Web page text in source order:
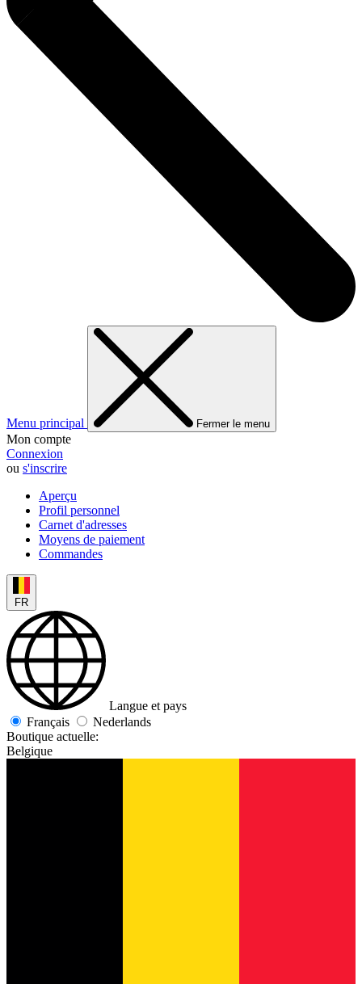
Menu principal Fermer le menu
Mon compte
Connexion
ou s'inscrire
Aperçu
Profil personnel
Carnet d'adresses
Moyens de paiement
Commandes
FR
Langue et pays
Français
Nederlands
Boutique actuelle:
Belgique